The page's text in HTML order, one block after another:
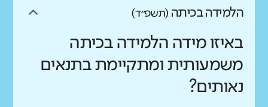
הלמידה בכיתה (תשפ״ד)
באיזו מידה הלמידה בכיתה
משמעותית ומתקיימת בתנאים
נאותים?